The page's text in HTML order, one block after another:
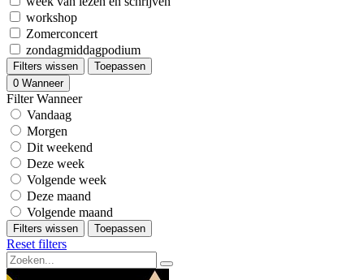
workshop
Zomerconcert
zondagmiddagpodium
Filters wissen
Toepassen
0 Wanneer
Filter Wanneer
Vandaag
Morgen
Dit weekend
Deze week
Volgende week
Deze maand
Volgende maand
Filters wissen Toepassen
Reset filters